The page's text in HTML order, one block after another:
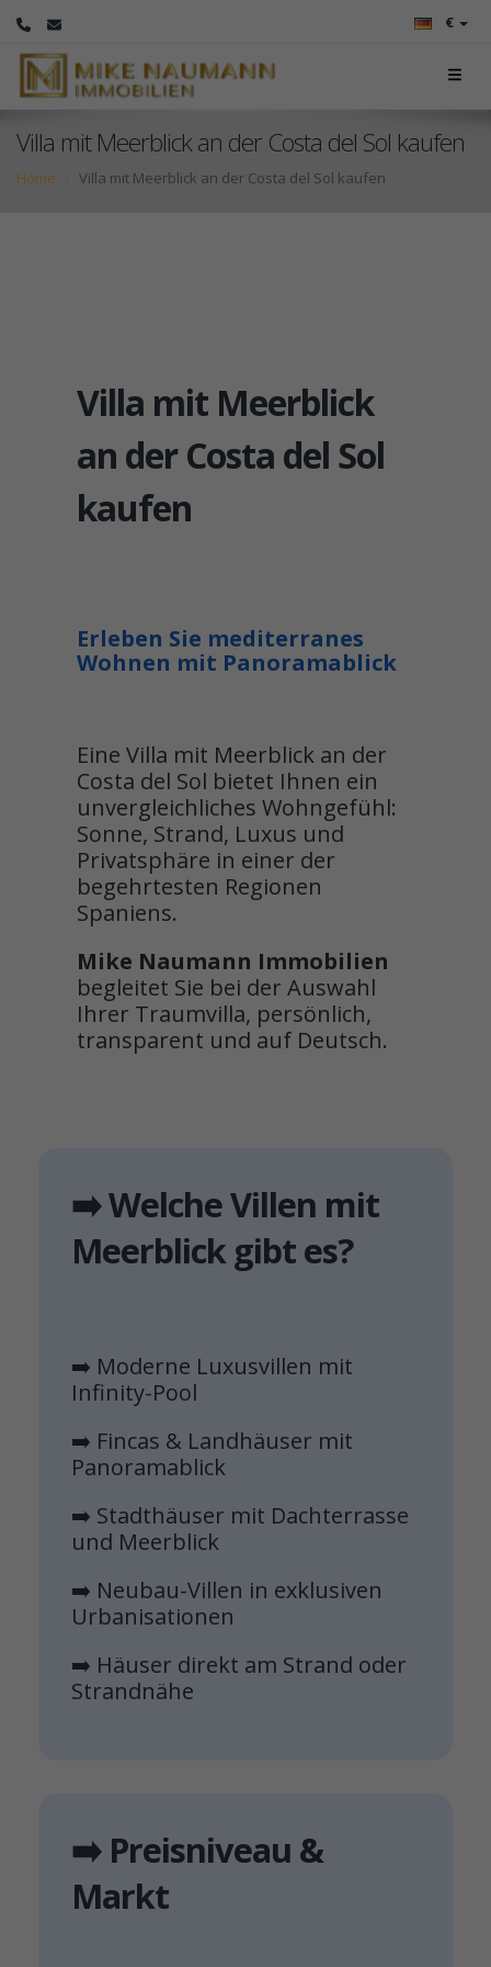
€
Villa mit Meerblick an der Costa del Sol kaufen
Home Villa mit Meerblick an der Costa del Sol kaufen
Villa mit Meerblick
an der Costa del Sol
kaufen
Erleben Sie mediterranes
Wohnen mit Panoramablick
Eine Villa mit Meerblick an der
Costa del Sol bietet Ihnen ein
unvergleichliches Wohngefühl:
Sonne, Strand, Luxus und
Privatsphäre in einer der
begehrtesten Regionen
Spaniens.
Mike Naumann Immobilien
begleitet Sie bei der Auswahl
Ihrer Traumvilla, persönlich,
transparent und auf Deutsch.
➡️ Welche Villen mit
Meerblick gibt es?
➡️ Moderne Luxusvillen mit
Infinity-Pool
➡️ Fincas & Landhäuser mit
Panoramablick
➡️ Stadthäuser mit Dachterrasse
und Meerblick
➡️ Neubau-Villen in exklusiven
Urbanisationen
➡️ Häuser direkt am Strand oder
Strandnähe
➡️ Preisniveau &
Markt